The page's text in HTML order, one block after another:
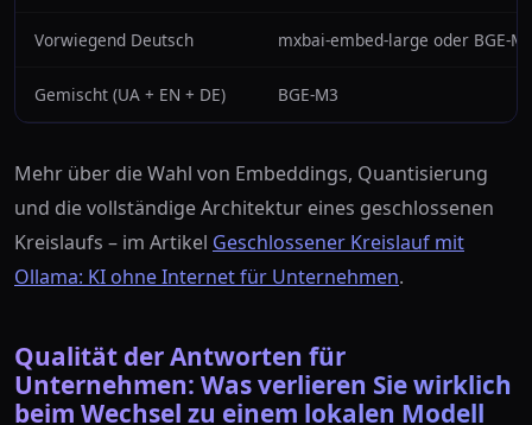
Vorwiegend Deutsch mxbai-embed-large oder BGE-
Gemischt (UA + EN + DE) BGE-M3
Mehr über die Wahl von Embeddings, Quantisierung
und die vollständige Architektur eines geschlossenen
Kreislaufs – im Artikel Geschlossener Kreislauf mit
Ollama: KI ohne Internet für Unternehmen.
Qualität der Antworten für
Unternehmen: Was verlieren Sie wirklich
beim Wechsel zu einem lokalen Modell